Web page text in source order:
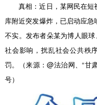
真相：近日，某网民在短
库附近突发爆炸，已启动应
不实。发布者朵某为博人眼
社会影响，扰乱社会公共秩
罚。（来源：@法治网、“甘
号）